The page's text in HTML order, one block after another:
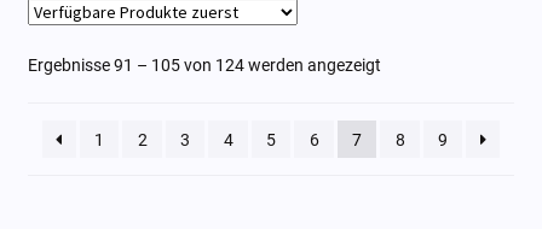
Ergebnisse 91 – 105 von 124 werden angezeigt
1 2 3 4 5 6 7 8 9